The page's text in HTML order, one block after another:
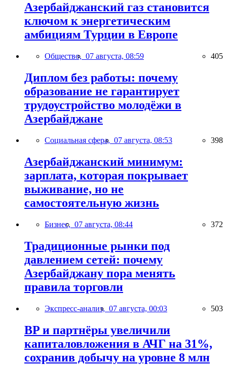
Азербайджанский газ становится
ключом к энергетическим
амбициям Турции в Европе
Общество, 07 августа, 08:59 405
Диплом без работы: почему
образование не гарантирует
трудоустройство молодёжи в
Азербайджане
Социальная сфера, 07 августа, 08:53 398
Азербайджанский минимум:
зарплата, которая покрывает
выживание, но не
самостоятельную жизнь
Бизнес, 07 августа, 08:44 372
Традиционные рынки под
давлением сетей: почему
Азербайджану пора менять
правила торговли
Экспресс-анализ, 07 августа, 00:03 503
BP и партнёры увеличили
капиталовложения в АЧГ на 31%,
сохранив добычу на уровне 8 млн